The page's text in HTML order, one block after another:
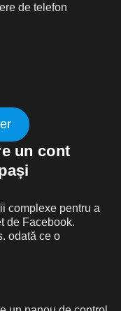
de telefon
un cont
complexe pentru a
de Facebook.
odată ce o